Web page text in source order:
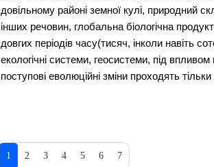
довільному районі земної кулі, природний
інших речовин, глобальна біологічна
довгих періодів часу(тисяч, інколи навіть
екологічні системи, геосистеми, під
поступові еволюційні зміни проходять
1 2 3 4 5 6 7